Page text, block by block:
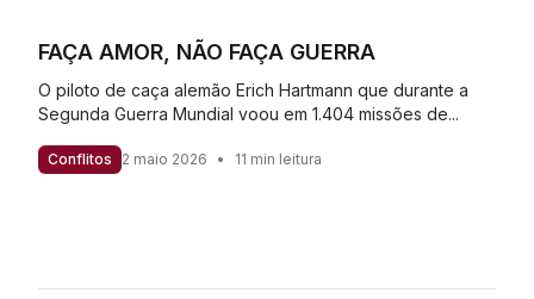
FAÇA AMOR, NÃO FAÇA GUERRA
O piloto de caça alemão Erich Hartmann que durante a
Segunda Guerra Mundial voou em 1.404 missões de...
Conflitos 2 maio 2026 • 11 min leitura